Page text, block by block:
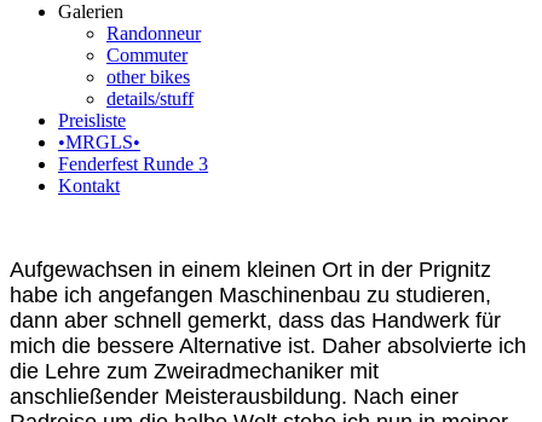
Galerien
Randonneur
Commuter
other bikes
details/stuff
Preisliste
•MRGLS•
Fenderfest Runde 3
Kontakt
Aufgewachsen in einem kleinen Ort in der Prignitz
habe ich angefangen Maschinenbau zu studieren,
dann aber schnell gemerkt, dass das Handwerk für
mich die bessere Alternative ist. Daher absolvierte ich
die Lehre zum Zweiradmechaniker mit
anschließender Meisterausbildung. Nach einer